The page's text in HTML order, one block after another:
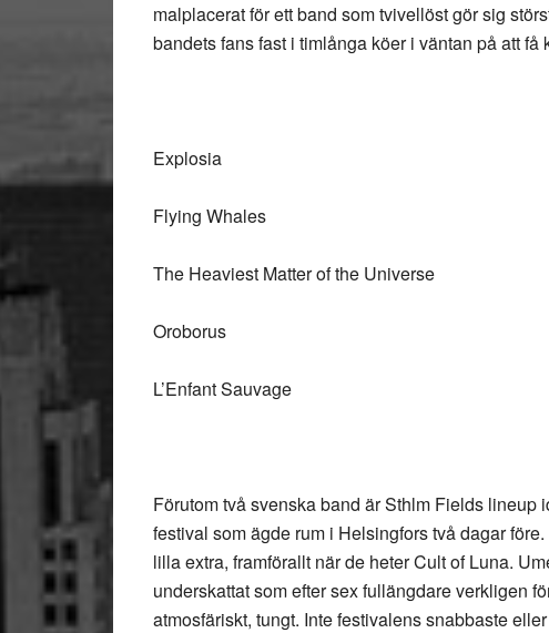
malplacerat för ett band som tvivellöst gör sig
bandets fans fast i timlånga köer i väntan på att få
Explosia
Flying Whales
The Heaviest Matter of the Universe
Oroborus
L’Enfant Sauvage
Förutom två svenska band är Sthlm Fields
festival som ägde rum i Helsingfors två dagar
lilla extra, framförallt när de heterCult of Luna.
underskattat som efter sex fullängdare verkligen
atmosfäriskt, tungt. Inte festivalens snabbaste